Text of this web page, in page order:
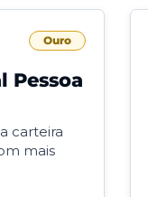
Ouro
Pessoa
carteira
mais